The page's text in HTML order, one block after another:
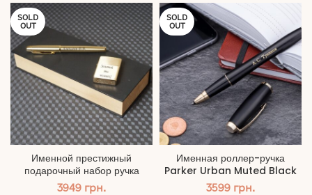
SOLD
OUT
Именной престижный
подарочный набор ручка
Parker и зажигалка Zippo
3949 грн.
SOLD
OUT
Именная роллер-ручка
Parker Urban Muted Black
3599 грн.